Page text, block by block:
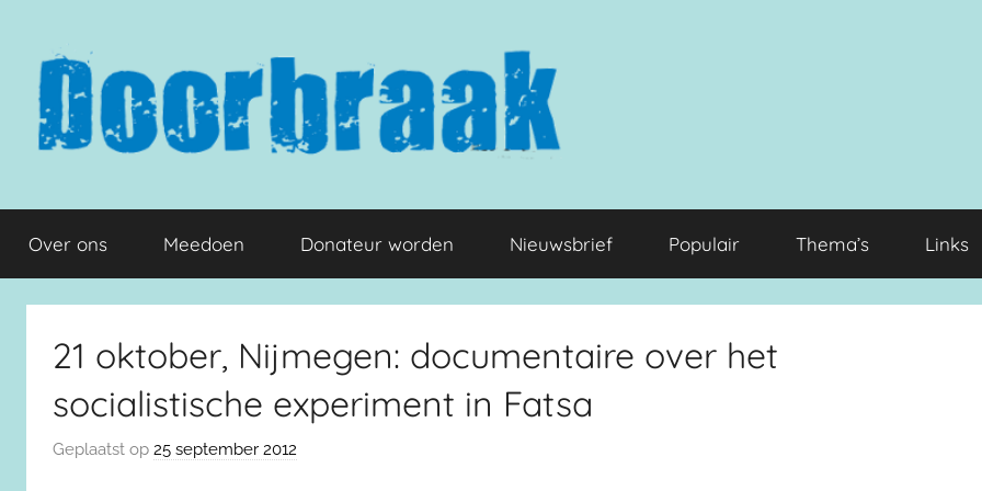
inhoud
springen
Doorbraak.eu
Over ons Meedoen Donateur worden Nieuwsbrief Populair Thema’s Links
21 oktober, Nijmegen: documentaire over het
socialistische experiment in Fatsa
Geplaatst op 25 september 2012